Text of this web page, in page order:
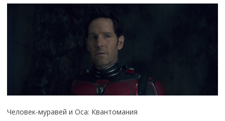
Человек-муравей и Оса: Квантомания